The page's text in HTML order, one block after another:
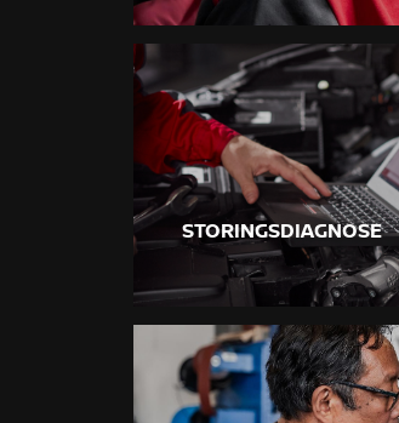
STORINGSDIAGNOSE